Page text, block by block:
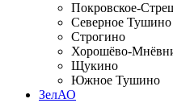
Покровское-
Северное Тушино
Строгино
Хорошёво-
Щукино
Южное Тушино
ЗелАО